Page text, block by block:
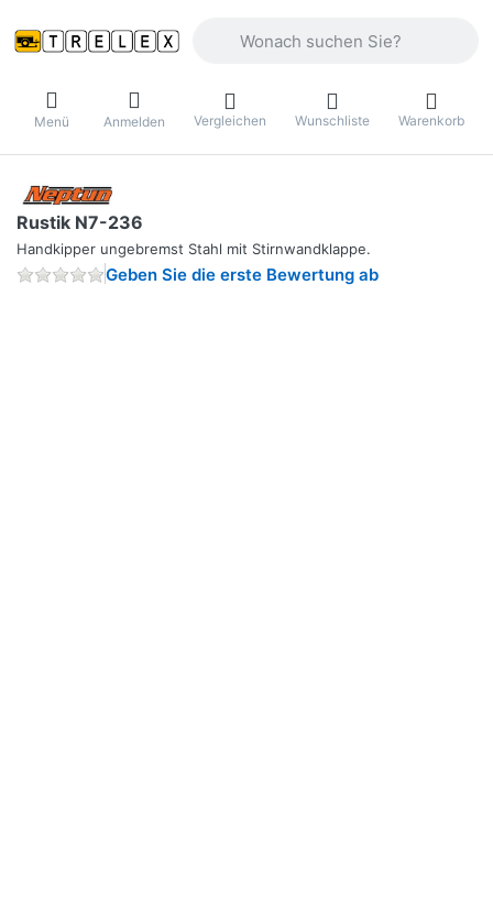
Menü Anmelden Vergleichen Wunschliste Warenkorb
Rustik N7-236
Handkipper ungebremst Stahl mit Stirnwandklappe.
Geben Sie die erste Bewertung ab